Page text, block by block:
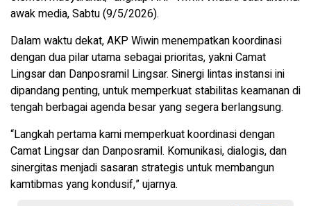
awak media, Sabtu (9/5/2026).
Dalam waktu dekat, AKP Wiwin menempatkan koordinasi
dengan dua pilar utama sebagai prioritas, yakni Camat
Lingsar dan Danposramil Lingsar. Sinergi lintas instansi ini
dipandang penting, untuk memperkuat stabilitas keamanan di
tengah berbagai agenda besar yang segera berlangsung.
“Langkah pertama kami memperkuat koordinasi dengan
Camat Lingsar dan Danposramil. Komunikasi, dialogis, dan
sinergitas menjadi sasaran strategis untuk membangun
kamtibmas yang kondusif,” ujarnya.